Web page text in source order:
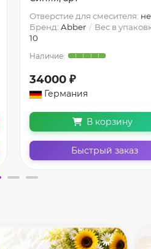
Отверстие для смесителя:
Бренд: Abber
Вес в
10
34000 ₽
Германия
В корзину
Быстрый заказ